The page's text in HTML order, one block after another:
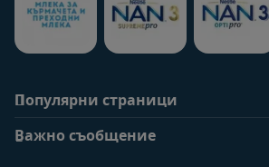
Популярни страници
Често задавани
Важно съобщение